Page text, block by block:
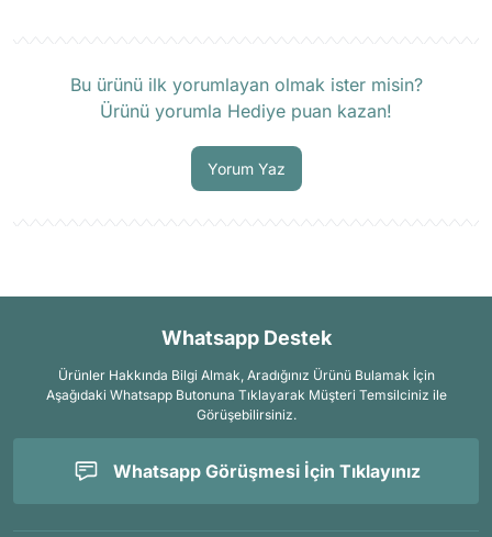
Bu ürünü ilk yorumlayan olmak ister misin?
Ürünü yorumla Hediye puan kazan!
Yorum Yaz
Whatsapp Destek
Ürünler Hakkında Bilgi Almak, Aradığınız Ürünü Bulamak İçin
Aşağıdaki Whatsapp Butonuna Tıklayarak Müşteri Temsilciniz ile
Görüşebilirsiniz.
Whatsapp Görüşmesi İçin Tıklayınız